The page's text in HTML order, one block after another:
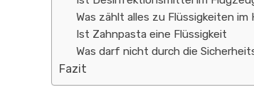
Was zählt alles zu Flüssigkeiten im
Ist Zahnpasta eine Flüssigkeit
Was darf nicht durch die
Fazit